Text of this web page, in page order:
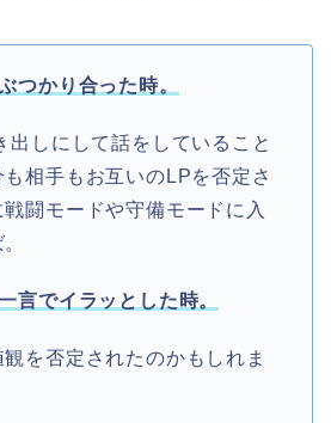
つかり合った時。
出しにして話をしていること
相手もお互いのLPを否定さ
闘モードや守備モードに入
言でイラッとした時。
を否定されたのかもしれま